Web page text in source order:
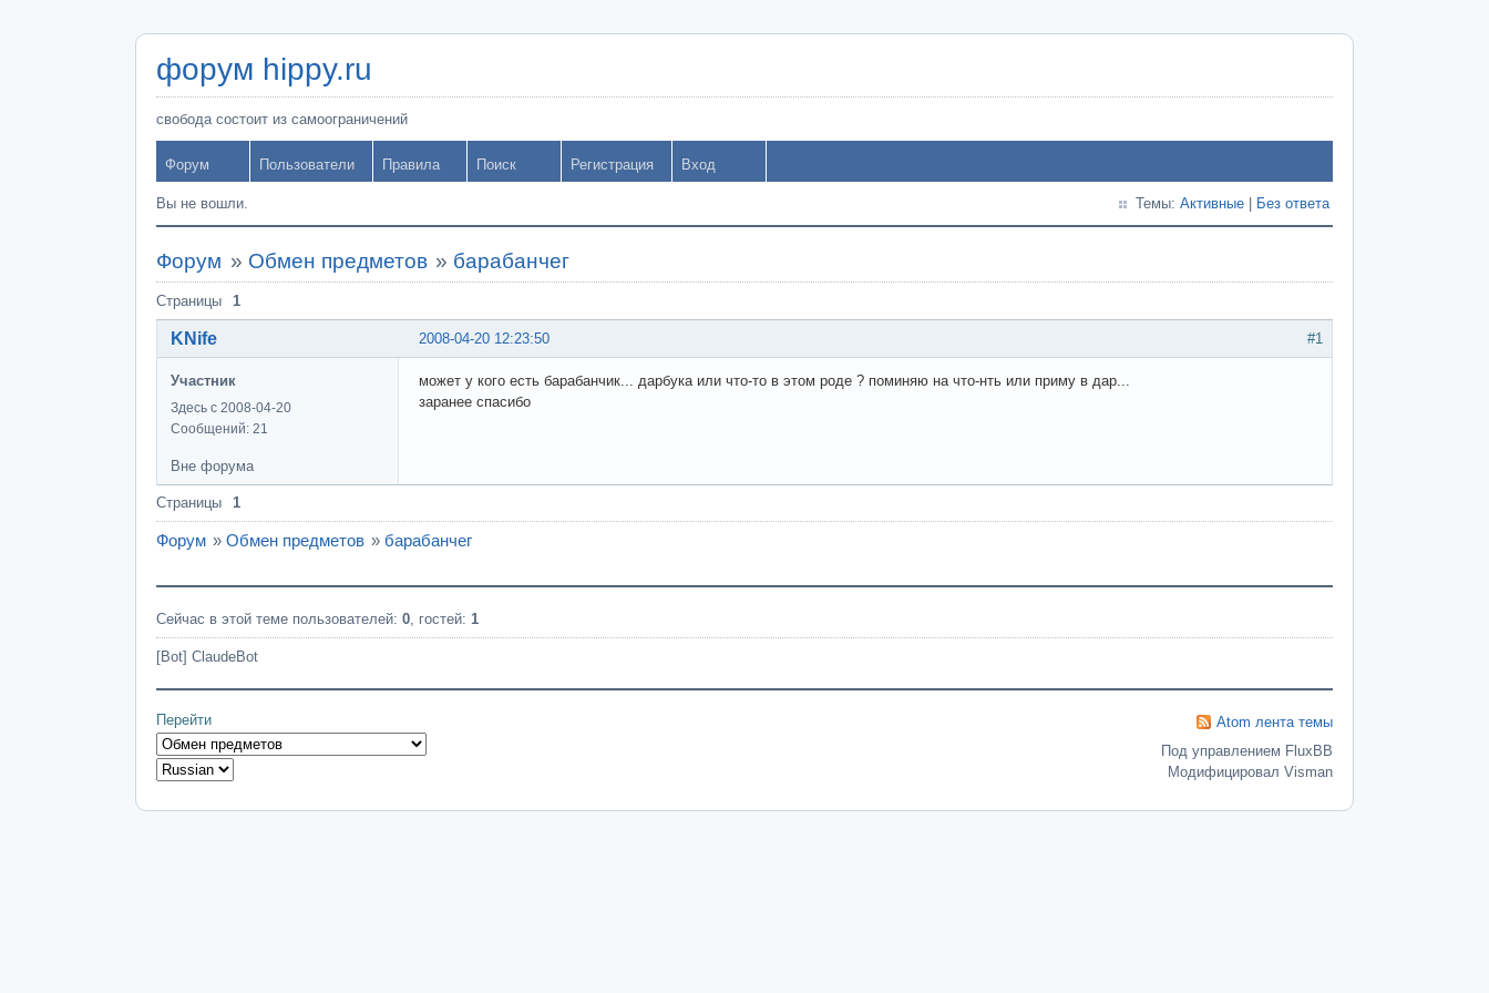
форум hippy.ru
свобода состоит из самоограничений
Форум Пользователи Правила Поиск Регистрация Вход
Вы не вошли. Темы: Активные Без ответа
Форум » Обмен предметов » барабанчег
Страницы 1
#1
2008-04-20 12:23:50
KNife
Участник
Здесь с 2008-04-20
Сообщений: 21
может у кого есть барабанчик... дарбука или что-то в этом роде ? поминяю на что-нть или приму в дар...
заранее спасибо
Вне форума
Страницы 1
Форум » Обмен предметов » барабанчег
Сейчас в этой теме пользователей: 0 , гостей: 1
[Bot] ClaudeBot
Перейти
Atom лента темы
Под управлением FluxBB
Модифицировал Visman